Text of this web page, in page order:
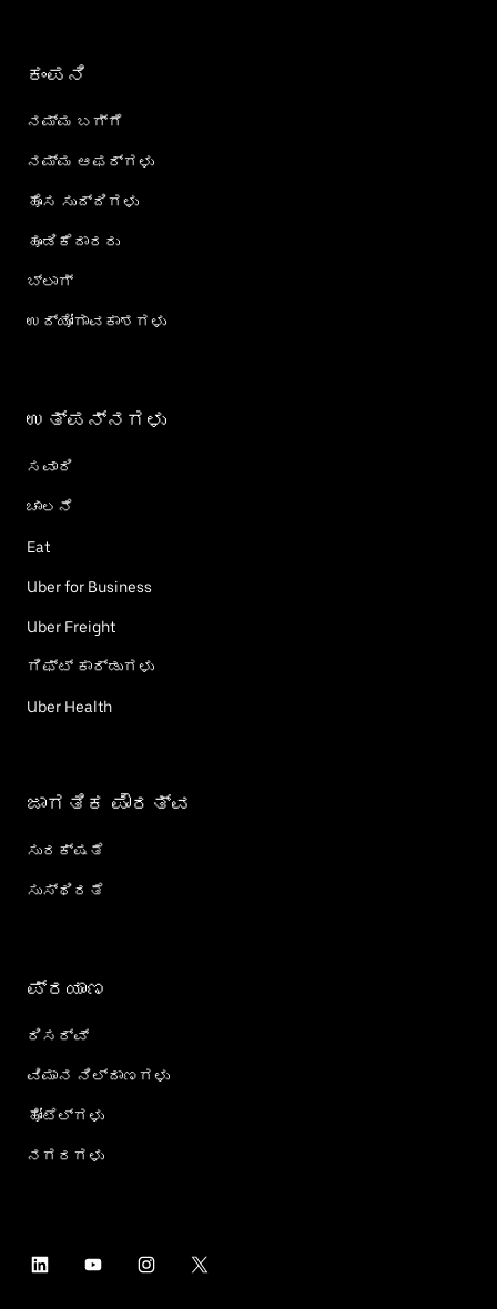
ಕಂಪನಿ
ನಮ್ಮ ಬಗ್ಗೆ
ನಮ್ಮ ಆಫರ್‌ಗಳು
ಹೊಸ ಸುದ್ದಿಗಳು
ಹೂಡಿಕೆದಾರರು
ಬ್ಲಾಗ್
ಉದ್ಯೋಗಾವಕಾಶಗಳು
ಉತ್ಪನ್ನಗಳು
ಸವಾರಿ
ಚಾಲನೆ
Eat
Uber for Business
Uber Freight
ಗಿಫ್ಟ್ ಕಾರ್ಡು‌ಗಳು
Uber Health
ಜಾಗತಿಕ ಪೌರತ್ವ
ಸುರಕ್ಷತೆ
ಸುಸ್ಥಿರತೆ
ಪ್ರಯಾಣ
ರಿಸರ್ವ್
ವಿಮಾನ ನಿಲ್ದಾಣಗಳು
ಹೋಟೆಲ್‌ಗಳು
ನಗರಗಳು